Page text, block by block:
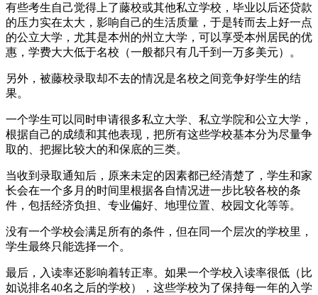
有些考生自己觉得上了藤校或其他私立学校，毕业以后还贷款
的压力实在太大，影响自己的生活质量，于是转而去上好一点
的公立大学，尤其是本州的州立大学，可以享受本州居民的优
惠，学费大大低于名校（一般都只有几千到一万多美元）。
另外，被藤校录取却不去的情况是名校之间竞争好学生的结
果。
一个学生可以同时申请很多私立大学、私立学院和公立大学，
根据自己的成绩和其他表现，把所有这些学校基本分为尽量争
取的、把握比较大的和保底的三类。
当收到录取通知后，原来未定的因素都已经清楚了，学生和家
长会在一个多月的时间里根据各自情况进一步比较各校的条
件，包括经济负担、专业偏好、地理位置、校园文化等等。
没有一个学校会满足所有的条件，但在同一个层次的学校里，
学生最终只能选择一个。
最后，入读率还影响着转正率。如果一个学校入读率很低（比
如说排名40名之后的学校），这些学校为了保持每一年的入学